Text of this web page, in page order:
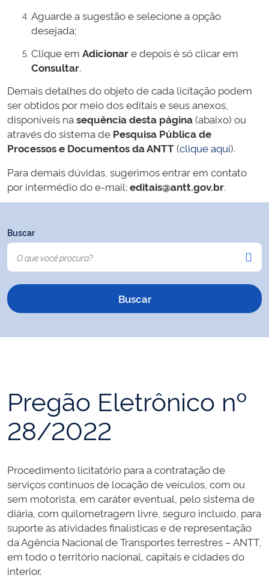
Aguarde a sugestão e selecione a opção
desejada;
Clique em Adicionare depois é só clicar em
Consultar.
Demais detalhes do objeto de cada licitação podem
ser obtidos por meio dos editais e seus anexos,
disponíveis nasequência desta página(abaixo) ou
através do sistema de Pesquisa Pública de
Processos e Documentos da ANTT(clique aqui).
Para demais dúvidas, sugerimos entrar em contato
por intermédio do e-mail: editais@antt.gov.br.
Buscar
Pregão Eletrônico nº
28/2022
Procedimento licitatório para a contratação de
serviços contínuos de locação de veículos, com ou
sem motorista, em caráter eventual, pelo sistema de
diária, com quilometragem livre, seguro incluído, para
suporte às atividades finalísticas e de representação
da Agência Nacional de Transportes terrestres – ANTT,
em todo o território nacional, capitais e cidades do
interior.